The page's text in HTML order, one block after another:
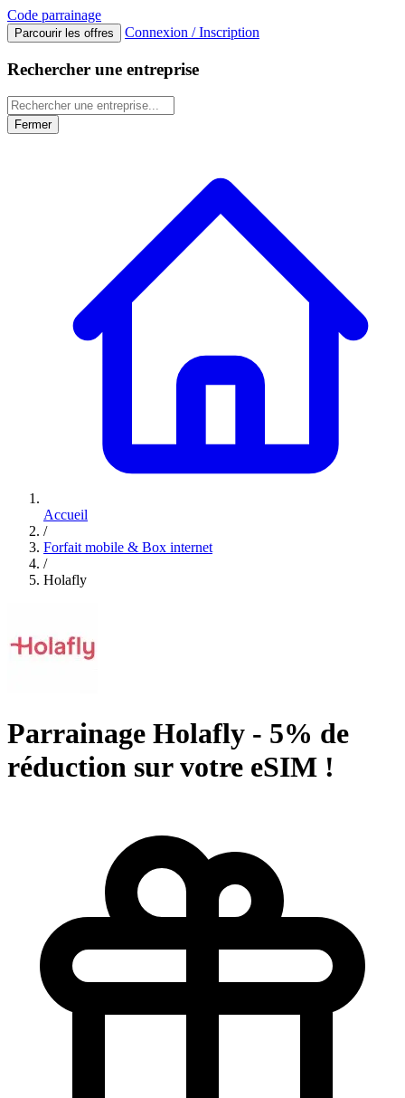
Code parrainage
Parcourir les offres Connexion / Inscription
Rechercher une entreprise
Fermer
Accueil
/
Forfait mobile & Box internet
/
Holafly
Parrainage Holafly - 5% de
réduction sur votre eSIM !